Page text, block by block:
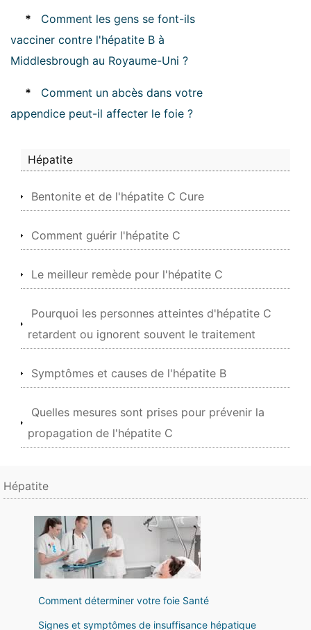
*
Comment les gens se font-ils
vacciner contre l'hépatite B à
Middlesbrough au Royaume-Uni ?
*
Comment un abcès dans votre
appendice peut-il affecter le foie ?
Hépatite
Bentonite et de l'hépatite C Cure
Comment guérir l'hépatite C
Le meilleur remède pour l'hépatite C
Pourquoi les personnes atteintes d'hépatite C
retardent ou ignorent souvent le traitement
Symptômes et causes de l'hépatite B
Quelles mesures sont prises pour prévenir la
propagation de l'hépatite C
Hépatite
Comment déterminer votre foie Santé
Signes et symptômes de insuffisance hépatique